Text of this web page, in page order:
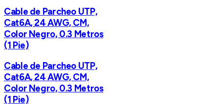
Cable de Parcheo UTP,
Cat6A, 24 AWG, CM,
Color Negro, 0.3 Metros
(1 Pie)
Cable de Parcheo UTP,
Cat6A, 24 AWG, CM,
Color Negro, 0.3 Metros
(1 Pie)